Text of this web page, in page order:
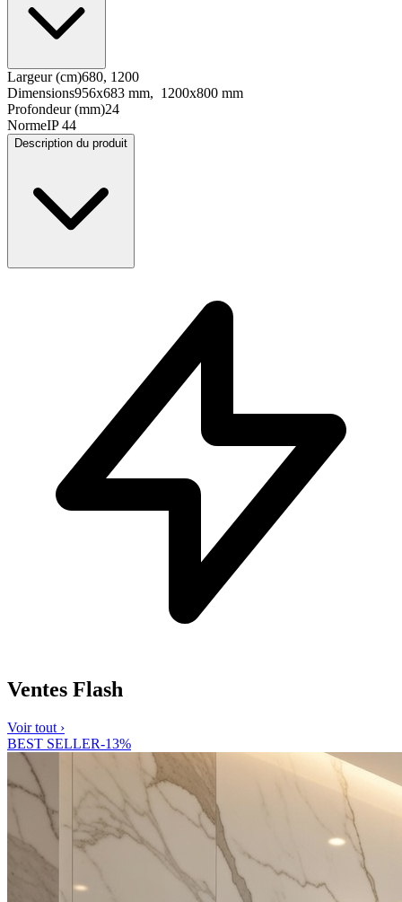
Largeur (cm)680, 1200
Dimensions956x683 mm, 1200x800 mm
Profondeur (mm)24
NormeIP 44
Description du produit
Ventes Flash
Voir tout ›
BEST SELLER-13%